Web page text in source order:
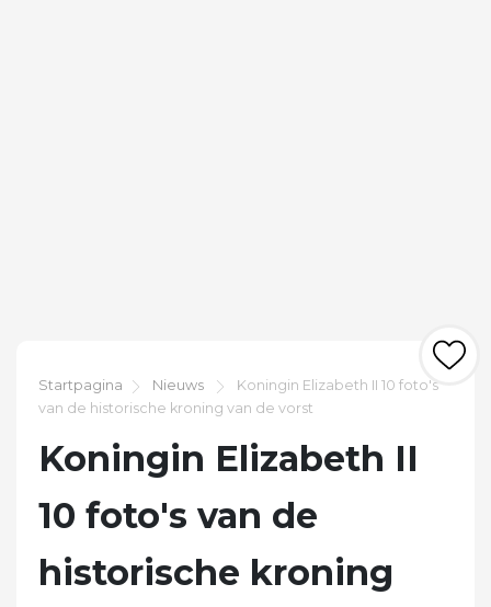
Startpagina Nieuws
Koningin Elizabeth II 10 foto's
van de historische kroning van de vorst
Koningin Elizabeth II
10 foto's van de
historische kroning